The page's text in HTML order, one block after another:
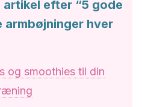
efter “5 gode
armbøjninger hver
og smoothies til din